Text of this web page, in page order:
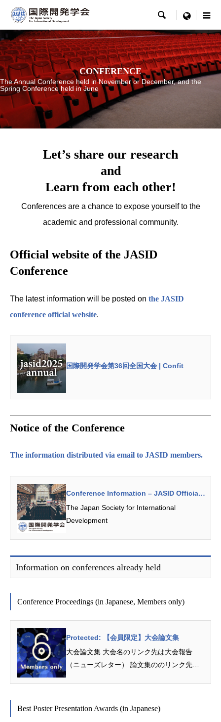
 menu
CONFERENCE
The Annual Conference held in November or December, and the
Spring Conference held in June
Let’s share our research
and
Learn from each other!
Conferences are a chance to expose yourself to the
academic and professional community.
Official website of the JASID
Conference
The latest information will be posted on the JASID
conference official website.
国際開発学会第36回全国大会 | Confit
Notice of the Conference
The information distributed via email to JASID members.
Conference Information – JASID Official
Website
The Japan Society for International
Development
Information on conferences already held
Conference Proceedings (in Japanese, Members only)
Protected: 【会員限定】大会論文集
大会論文集 大会名のリンク先は大会報告
（ニューズレター） 論文集ののリンク先は
Best Poster Presentation Awards (in Japanese)